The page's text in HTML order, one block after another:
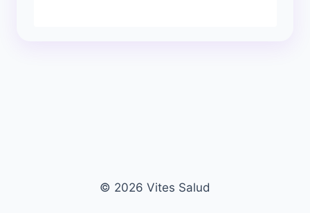
© 2026 Vites Salud